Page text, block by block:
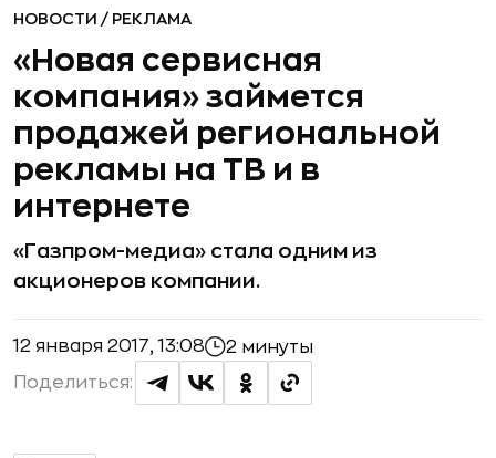
НОВОСТИ / РЕКЛАМА
«Новая сервисная
компания» займется
продажей региональной
рекламы на ТВ и в
интернете
«Газпром-медиа» стала одним из
акционеров компании.
12 января 2017, 13:08 2 минуты
Поделиться: